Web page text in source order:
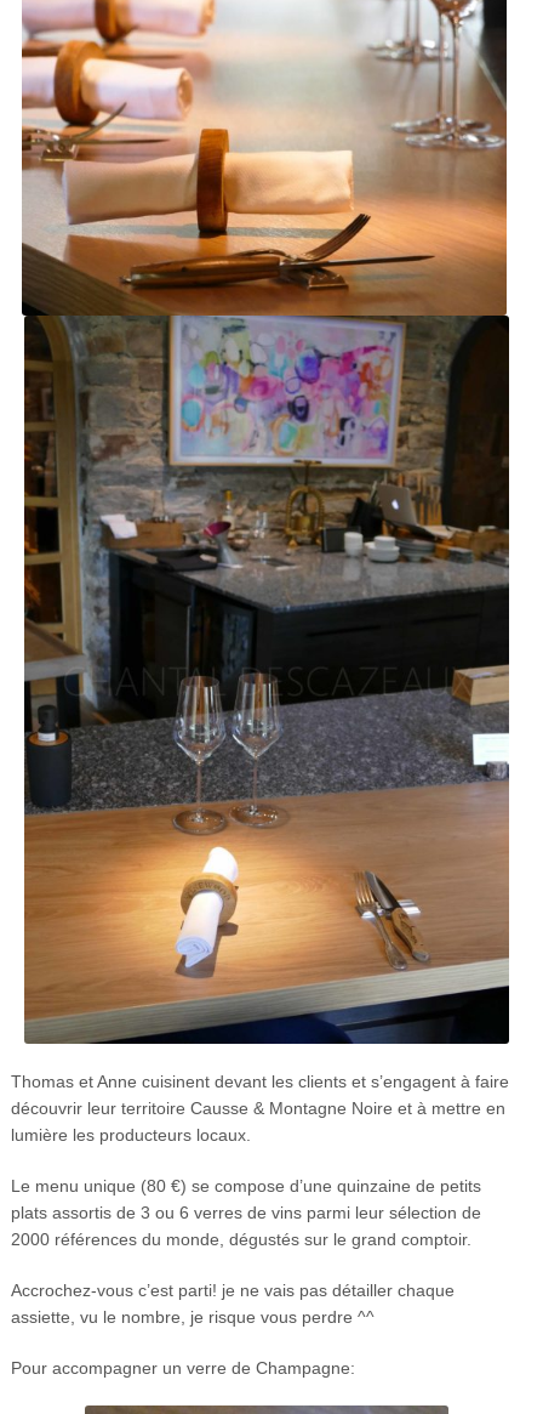
Thomas et Anne cuisinent devant les clients et s’engagent à faire
découvrir leur territoire Causse & Montagne Noire et à mettre en
lumière les producteurs locaux.
Le menu unique (80 €) se compose d’une quinzaine de petits
plats assortis de 3 ou 6 verres de vins parmi leur sélection de
2000 références du monde, dégustés sur le grand comptoir.
Accrochez-vous c’est parti! je ne vais pas détailler chaque
assiette, vu le nombre, je risque vous perdre ^^
Pour accompagner un verre de Champagne: